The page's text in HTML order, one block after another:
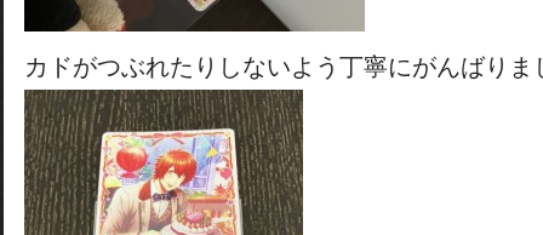
カドがつぶれたりしないよう丁寧にがんばりま